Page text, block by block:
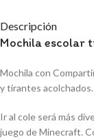
Descripción
Mochila escolar
Mochila con
y tirantes acolchados.
Ir al cole será más
juego de Minecraft.